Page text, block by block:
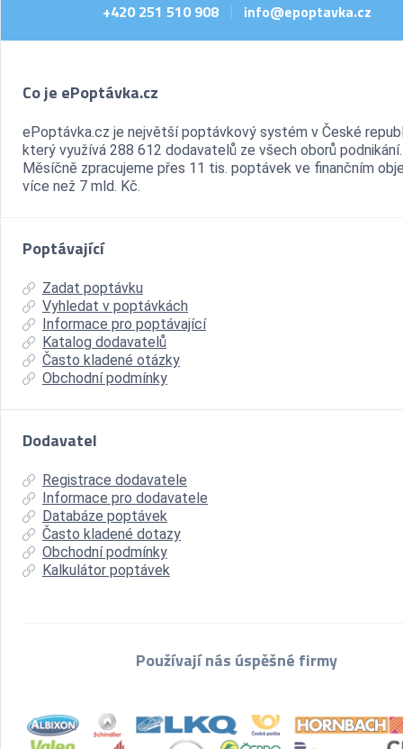
+420 251 510 908 info@epoptavka.cz
Co je ePoptávka.cz
ePoptávka.cz je největší poptávkový systém v České
který využívá 288 612 dodavatelů ze všech oborů podnikání.
Měsíčně zpracujeme přes 11 tis. poptávek ve finančním
více než 7 mld. Kč.
Poptávající
Zadat poptávku
Vyhledat v poptávkách
Informace pro poptávající
Katalog dodavatelů
Často kladené otázky
Obchodní podmínky
Dodavatel
Registrace dodavatele
Informace pro dodavatele
Databáze poptávek
Často kladené dotazy
Obchodní podmínky
Kalkulátor poptávek
Používají nás úspěšné firmy